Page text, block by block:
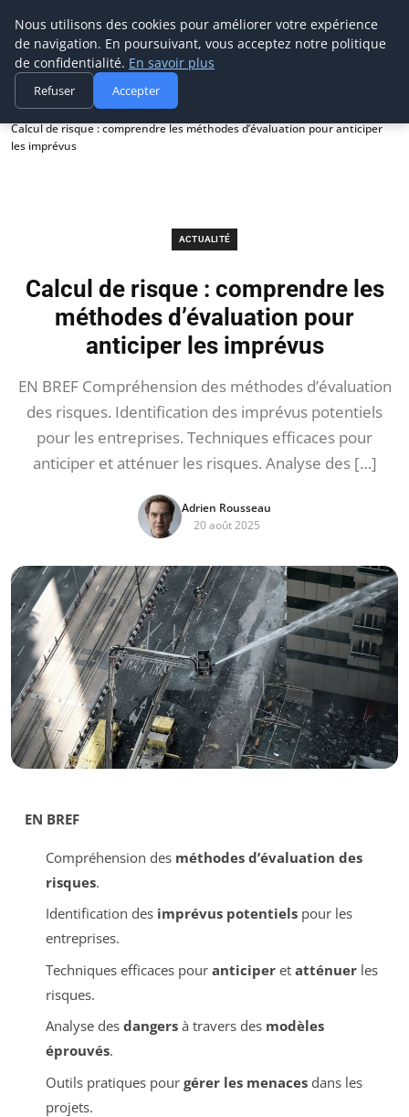
Prospection Pro
Accueil
Actualité
Calcul de risque : comprendre les méthodes d’évaluation pour anticiper
les imprévus
ACTUALITÉ
Calcul de risque : comprendre les
méthodes d’évaluation pour
anticiper les imprévus
EN BREF Compréhension des méthodes d’évaluation
des risques. Identification des imprévus potentiels
pour les entreprises. Techniques efficaces pour
anticiper et atténuer les risques. Analyse des […]
Adrien Rousseau
20 août 2025
EN BREF
Compréhension des méthodes d’évaluation des
risques.
Identification des imprévus potentielspour les
entreprises.
Techniques efficaces pour anticiperet atténuerles
risques.
Analyse des dangersà travers des modèles
éprouvés.
Outils pratiques pour gérer les menacesdans les
projets.
Nous utilisons des cookies pour améliorer votre expérience
de navigation. En poursuivant, vous acceptez notre politique
de confidentialité. En savoir plus
Refuser Accepter